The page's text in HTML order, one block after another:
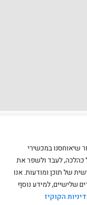
שיאוחסנו במכשירי
לעבד ולשפר את
של תוכן ומודעות. אנו
שלישיים, למידע נוסף
הקוקיז